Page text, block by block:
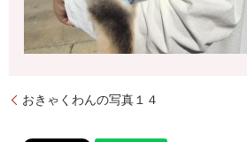
おきゃくわんの写真１４